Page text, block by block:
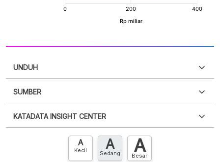
UNDUH
XLS
SUMBER
punya akun?Silakan Daftar sekarang
KATADATA INSIGHT CENTER
Hubungi sekarang »
A
Kecil A
Sedang A
Besar